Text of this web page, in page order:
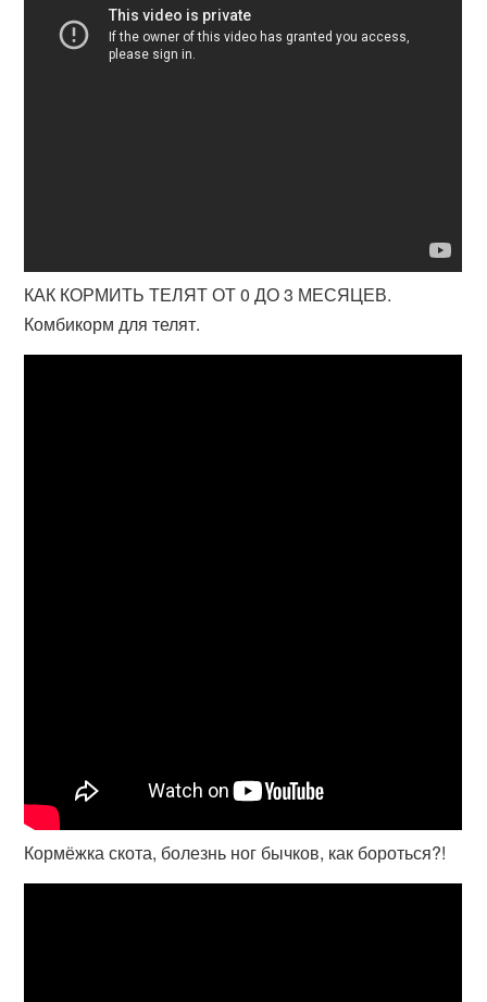
КАК КОРМИТЬ ТЕЛЯТ ОТ 0 ДО 3 МЕСЯЦЕВ.
Комбикорм для телят.
Кормёжка скота, болезнь ног бычков, как бороться?!